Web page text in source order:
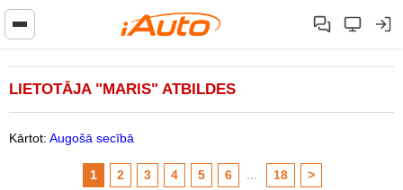
LIETOTĀJA "MARIS" ATBILDES
Kārtot: Augošā secībā
1 2 3 4 5 6 ... 18 >